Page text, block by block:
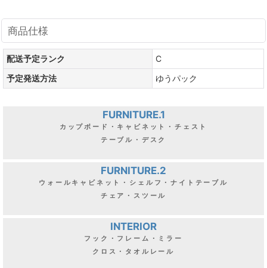
商品仕様
配送予定ランク
C
予定発送方法
ゆうパック
FURNITURE.1
カップボード・キャビネット・チェスト
テーブル・デスク
FURNITURE.2
ウォールキャビネット・シェルフ・ナイトテーブル
チェア・スツール
INTERIOR
フック・フレーム・ミラー
クロス・タオルレール